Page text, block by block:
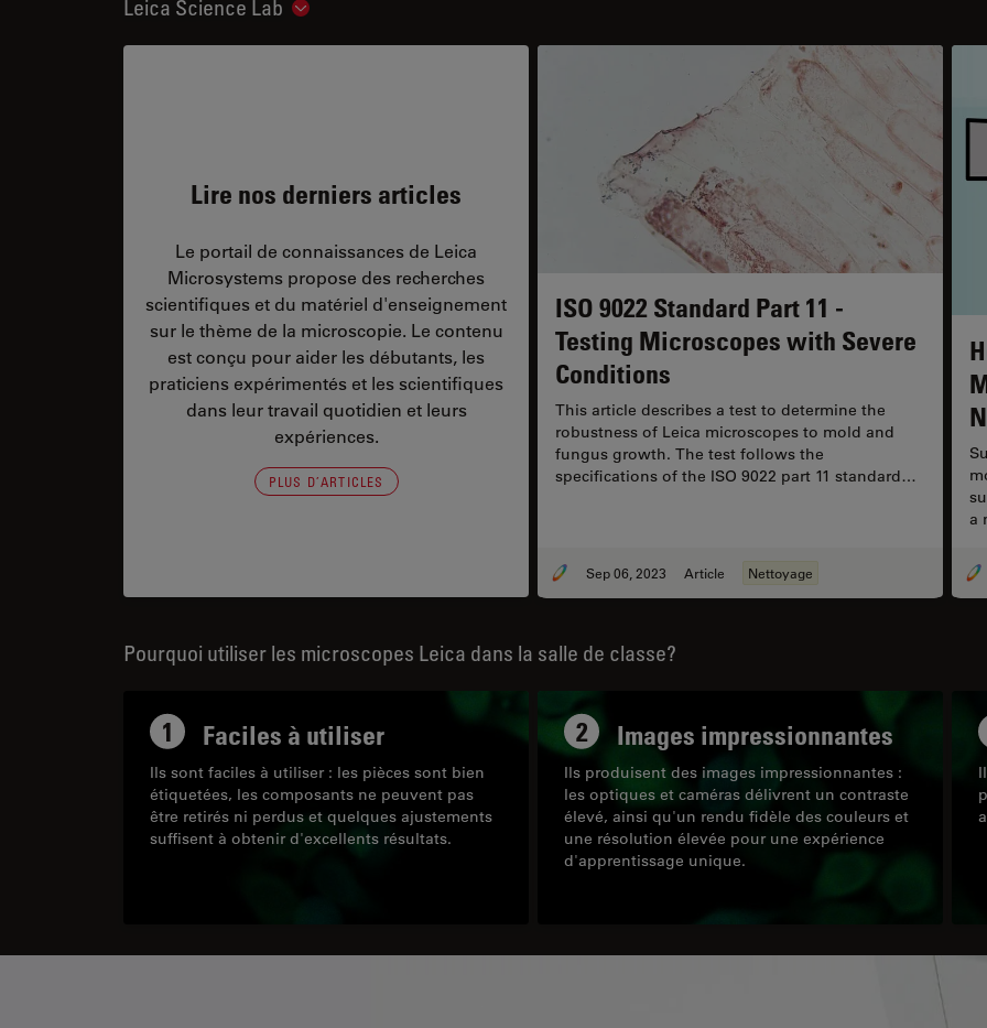
Leica Science Lab Show subnavigation
Lire nos derniers articles
Le portail de connaissances de Leica
Microsystems propose des recherches
scientifiques et du matériel d'enseignement
sur le thème de la microscopie. Le contenu
est conçu pour aider les débutants, les
praticiens expérimentés et les scientifiques
dans leur travail quotidien et leurs
expériences.
PLUS D’ARTICLES
ISO 9022 Standard Part 11 -
Testing Microscopes with Severe
Conditions
This article describes a test to determine the
robustness of Leica microscopes to mold and
fungus growth. The test follows the
specifications of the ISO 9022 part 11 standard
Sep 06, 2023 Article Nettoyage
a
Pourquoi utiliser les microscopes Leica dans la salle de classe?
1 Faciles à utiliser
Ils sont faciles à utiliser : les pièces sont bien
étiquetées, les composants ne peuvent pas
être retirés ni perdus et quelques ajustements
suffisent à obtenir d'excellents résultats.
2 Images impressionnantes
Ils produisent des images impressionnantes :
les optiques et caméras délivrent un contraste
élevé, ainsi qu'un rendu fidèle des couleurs et
une résolution élevée pour une expérience
d'apprentissage unique.